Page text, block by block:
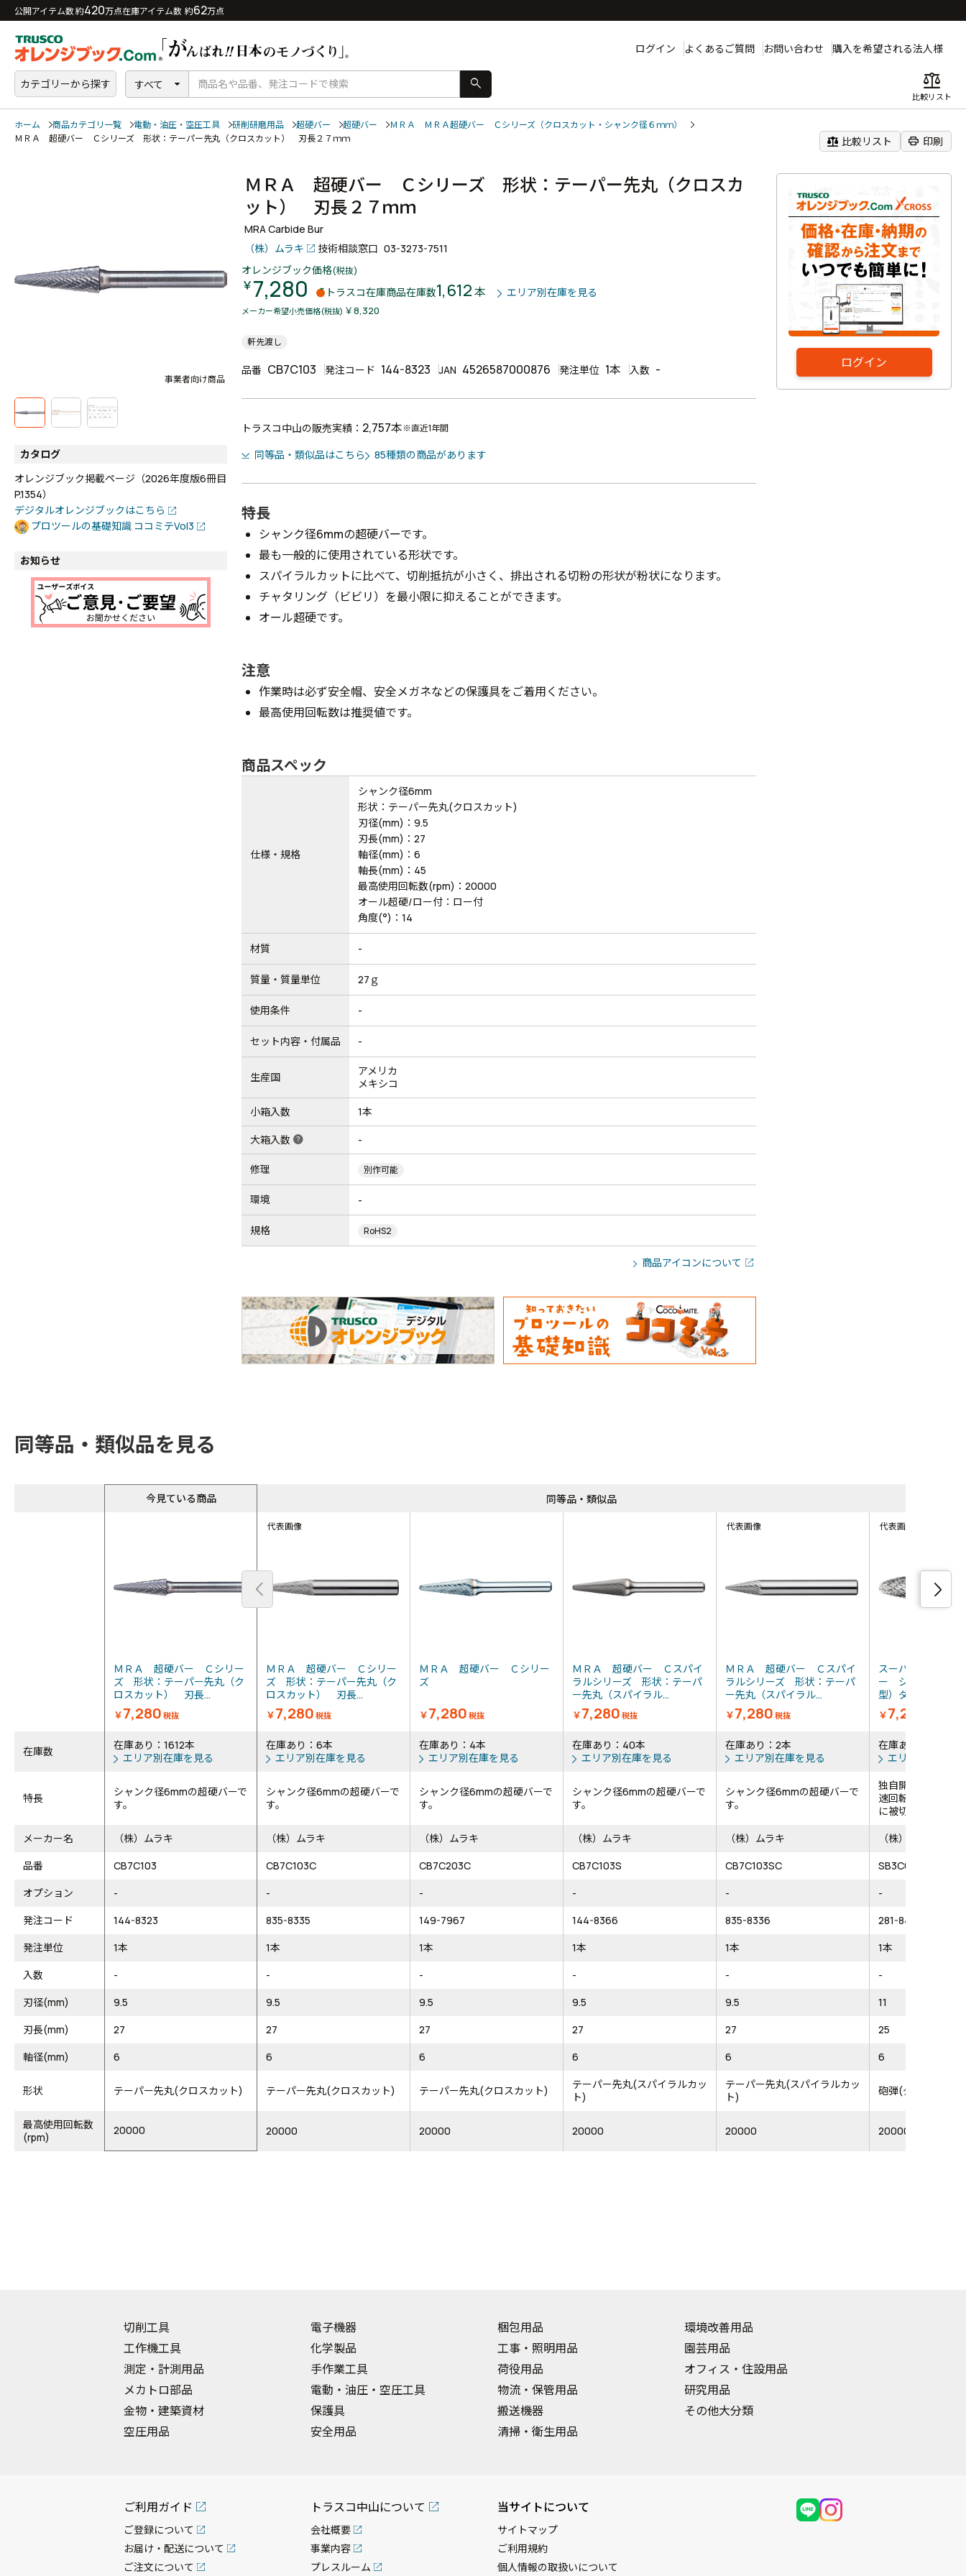
公開アイテム数 約420万点在庫アイテム数 約62万点
ログイン よくあるご質問 お問い合わせ 購入を希望される法人様
カテゴリーから探す すべて search balance
比較リスト
ホーム 商品カテゴリ一覧 電動・油圧・空圧工具 研削研磨用品 超硬バー 超硬バー
ＭＲＡ ＭＲＡ超硬バー Ｃシリーズ（クロスカット・シャンク径６ｍｍ）
ＭＲＡ 超硬バー Ｃシリーズ 形状：テーパー先丸（クロスカット） 刃長２７ｍｍ
balance 比較リスト print 印刷
ログイン
事業者向け商品
カタログ
オレンジブック掲載ページ（2026年度版6冊目
P.1354）
デジタルオレンジブックはこちら
プロツールの基礎知識 ココミテVol3
お知らせ
ＭＲＡ 超硬バー Ｃシリーズ 形状：テーパー先丸（クロスカ
ット） 刃長２７ｍｍ
MRA Carbide Bur
（株）ムラキ
技術相談窓口 03-3273-7511
オレンジブック価格(税抜)
￥7,280 トラスコ在庫商品在庫数1,612本 エリア別在庫を見る
メーカー希望小売価格(税抜) ￥8,320
軒先渡し
品番 CB7C103 発注コード 144-8323 JAN 4526587000876 発注単位 1本 入数 -
トラスコ中山の販売実績： 2,757本※直近1年間
同等品・類似品はこちら 85種類の商品があります
特長
シャンク径6mmの超硬バーです。
最も一般的に使用されている形状です。
スパイラルカットに比べて、切削抵抗が小さく、排出される切粉の形状が粉状になります。
チャタリング（ビビリ）を最小限に抑えることができます。
オール超硬です。
注意
作業時は必ず安全帽、安全メガネなどの保護具をご着用ください。
最高使用回転数は推奨値です。
商品スペック
仕様・規格
シャンク径6mm
形状：テーパー先丸(クロスカット)
刃径(mm)：9.5
刃長(mm)：27
軸径(mm)：6
軸長(mm)：45
最高使用回転数(rpm)：20000
オール超硬/ロー付：ロー付
角度(°)：14
材質 -
質量・質量単位 27ｇ
使用条件 -
セット内容・付属品 -
生産国
アメリカ
メキシコ
小箱入数 1本
大箱入数 help -
修理 別作可能
環境 -
規格 RoHS2
商品アイコンについて
同等品・類似品を見る
今見ている商品
ＭＲＡ 超硬バー Ｃシリー
ズ 形状：テーパー先丸（ク
ロスカット） 刃長...
￥7,280 税抜
代表画像
ＭＲＡ 超硬バー Ｃシリー
ズ 形状：テーパー先丸（ク
ロスカット） 刃長...
￥7,280 税抜
ＭＲＡ 超硬バー Ｃシリー
ズ
￥7,280 税抜
ＭＲＡ 超硬バー Ｃスパイ
ラルシリーズ 形状：テーパ
ー先丸（スパイラル...
￥7,280 税抜
代表画像
ＭＲＡ 超硬バー Ｃスパイ
ラルシリーズ 形状：テーパ
ー先丸（スパイラル...
￥7,280 税抜
代表画像
スーパー スーパ
ー シャンク径６
型）ダブルカット
￥7,225
在庫数
在庫あり：1612本
エリア別在庫を見る
在庫あり：6本
エリア別在庫を見る
在庫あり：4本
エリア別在庫を見る
在庫あり：40本
エリア別在庫を見る
在庫あり：2本
エリア別在庫を見る
在庫あり：133本
エリア別在庫を
特長
シャンク径6mmの超硬バーで
す。
シャンク径6mmの超硬バーで
す。
シャンク径6mmの超硬バーで
す。
シャンク径6mmの超硬バーで
す。
シャンク径6mmの超硬バーで
す。
独自開発の刃形状
速回転使用時にバ
に被切削物に喰い
メーカー名
（株）ムラキ （株）ムラキ （株）ムラキ （株）ムラキ （株）ムラキ
（株）スーパーツ
品番
CB7C103 CB7C103C CB7C203C CB7C103S CB7C103SC
SB3C04
オプション
- - - - -
-
発注コード
144-8323 835-8335 149-7967 144-8366 835-8336
281-8485
発注単位
1本 1本 1本 1本 1本
1本
入数
- - - - -
-
刃径(mm)
9.5 9.5 9.5 9.5 9.5
11
刃長(mm)
27 27 27 27 27
25
軸径(mm)
6 6 6 6 6 6
形状 テーパー先丸(クロスカット) テーパー先丸(クロスカット) テーパー先丸(クロスカット)
テーパー先丸(スパイラルカッ
ト)
テーパー先丸(スパイラルカッ
ト)
砲弾(ダブルカッ
最高使用回転数
(rpm)
20000 20000 20000 20000 20000 20000
同等品・類似品
切削工具
工作機工具
測定・計測用品
メカトロ部品
金物・建築資材
空圧用品
電子機器
化学製品
手作業工具
電動・油圧・空圧工具
保護具
安全用品
梱包用品
工事・照明用品
荷役用品
物流・保管用品
搬送機器
清掃・衛生用品
環境改善用品
園芸用品
オフィス・住設用品
研究用品
その他大分類
ご利用ガイド
ご登録について
お届け・配送について
ご注文について
トラスコ中山について
会社概要
事業内容
プレスルーム
当サイトについて
サイトマップ
ご利用規約
個人情報の取扱いについて